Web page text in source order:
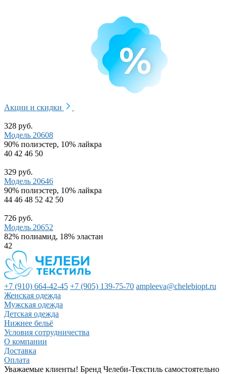
Акции и скидки
328 руб.
Модель 20608
90% полиэстер, 10% лайкра
40 42 46 50
329 руб.
Модель 20646
90% полиэстер, 10% лайкра
44 46 48 52 42 50
726 руб.
Модель 20652
82% полиамид, 18% эластан
42
+7 (910) 664-42-45 +7 (905) 139-75-70 ampleeva@chelebiopt.ru
Женская одежда
Мужская одежда
Детская одежда
Нижнее бельё
Условия сотрудничества
О компании
Доставка
Оплата
Уважаемые клиенты! Бренд Челеби-Текстиль самостоятельно